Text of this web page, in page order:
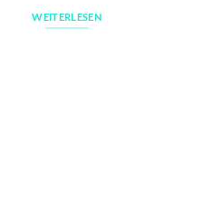
WEITERLESEN